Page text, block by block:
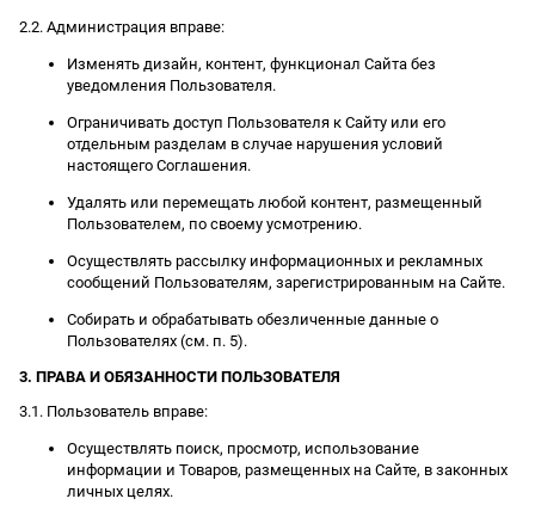
2.2. Администрация вправе:
Изменять дизайн, контент, функционал Сайта без
уведомления Пользователя.
Ограничивать доступ Пользователя к Сайту или его
отдельным разделам в случае нарушения условий
настоящего Соглашения.
Удалять или перемещать любой контент, размещенный
Пользователем, по своему усмотрению.
Осуществлять рассылку информационных и рекламных
сообщений Пользователям, зарегистрированным на Сайте.
Собирать и обрабатывать обезличенные данные о
Пользователях (см. п. 5).
3. ПРАВА И ОБЯЗАННОСТИ ПОЛЬЗОВАТЕЛЯ
3.1. Пользователь вправе:
Осуществлять поиск, просмотр, использование
информации и Товаров, размещенных на Сайте, в законных
личных целях.